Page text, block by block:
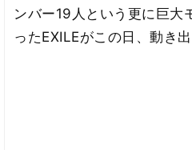
ンバー19人という更に巨大
ったEXILEがこの日、動き出